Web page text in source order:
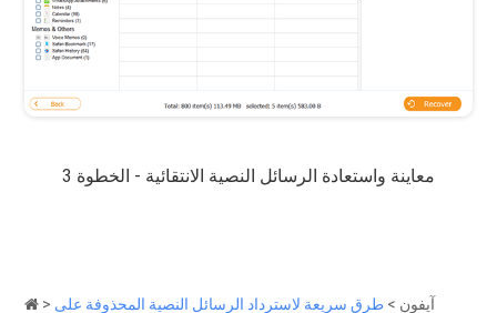
معاينة واستعادة الرسائل النصية الانتقائية - الخطوة 3
> آيفون > طرق سريعة لاسترداد الرسائل النصية المحذوفة على